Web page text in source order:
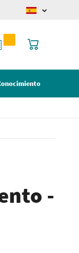
Change
Mi cesta
Mi Cotización
-